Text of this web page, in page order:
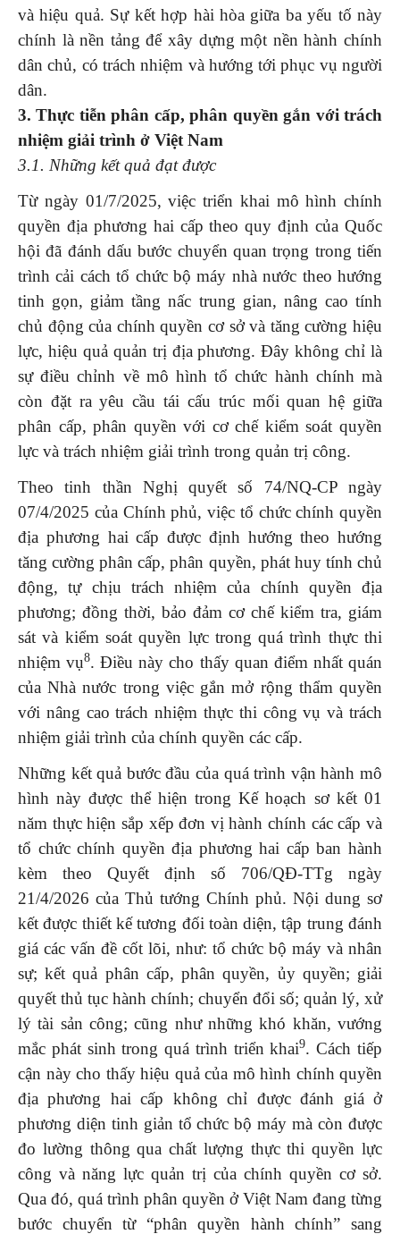
và hiệu quả. Sự kết hợp hài hòa giữa ba yếu tố này
chính là nền tảng để xây dựng một nền hành chính
dân chủ, có trách nhiệm và hướng tới phục vụ người
dân.
3. Thực tiễn phân cấp, phân quyền gắn với trách
nhiệm giải trình ở Việt Nam
3.1. Những kết quả đạt được
Từ ngày 01/7/2025, việc triển khai mô hình chính
quyền địa phương hai cấp theo quy định của Quốc
hội đã đánh dấu bước chuyển quan trọng trong tiến
trình cải cách tổ chức bộ máy nhà nước theo hướng
tinh gọn, giảm tầng nấc trung gian, nâng cao tính
chủ động của chính quyền cơ sở và tăng cường hiệu
lực, hiệu quả quản trị địa phương. Đây không chỉ là
sự điều chỉnh về mô hình tổ chức hành chính mà
còn đặt ra yêu cầu tái cấu trúc mối quan hệ giữa
phân cấp, phân quyền với cơ chế kiểm soát quyền
lực và trách nhiệm giải trình trong quản trị công.
Theo tinh thần Nghị quyết số 74/NQ-CP ngày
07/4/2025 của Chính phủ, việc tổ chức chính quyền
địa phương hai cấp được định hướng theo hướng
tăng cường phân cấp, phân quyền, phát huy tính chủ
động, tự chịu trách nhiệm của chính quyền địa
phương; đồng thời, bảo đảm cơ chế kiểm tra, giám
sát và kiểm soát quyền lực trong quá trình thực thi
nhiệm vụ8. Điều này cho thấy quan điểm nhất quán
của Nhà nước trong việc gắn mở rộng thẩm quyền
với nâng cao trách nhiệm thực thi công vụ và trách
nhiệm giải trình của chính quyền các cấp.
Những kết quả bước đầu của quá trình vận hành mô
hình này được thể hiện trong Kế hoạch sơ kết 01
năm thực hiện sắp xếp đơn vị hành chính các cấp và
tổ chức chính quyền địa phương hai cấp ban hành
kèm theo Quyết định số 706/QĐ-TTg ngày
21/4/2026 của Thủ tướng Chính phủ. Nội dung sơ
kết được thiết kế tương đối toàn diện, tập trung đánh
giá các vấn đề cốt lõi, như: tổ chức bộ máy và nhân
sự; kết quả phân cấp, phân quyền, ủy quyền; giải
quyết thủ tục hành chính; chuyển đổi số; quản lý, xử
lý tài sản công; cũng như những khó khăn, vướng
mắc phát sinh trong quá trình triển khai9. Cách tiếp
cận này cho thấy hiệu quả của mô hình chính quyền
địa phương hai cấp không chỉ được đánh giá ở
phương diện tinh giản tổ chức bộ máy mà còn được
đo lường thông qua chất lượng thực thi quyền lực
công và năng lực quản trị của chính quyền cơ sở.
Qua đó, quá trình phân quyền ở Việt Nam đang từng
bước chuyển từ “phân quyền hành chính” sang